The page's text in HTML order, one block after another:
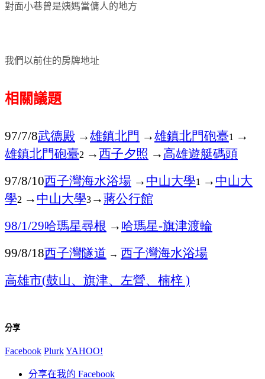
對面小巷曾是姨媽當傭人的地方
我們以前住的房牌地址
相關議題
97/7/8武德殿 →雄鎮北門 →雄鎮北門砲臺1
→
雄鎮北門砲臺2 →西子夕照 →高雄遊艇碼頭
97/8/10西子灣海水浴場 →中山大學1 →中山大
學2 →中山大學3 →蔣公行館
98/1/29哈瑪星尋根 →哈瑪星-旗津渡輪
99/8/18西子灣隧道 → 西子灣海水浴場
高雄市(鼓山、旗津、左營、楠梓 )
分享
Facebook PlurkYAHOO!
分享在我的 Facebook